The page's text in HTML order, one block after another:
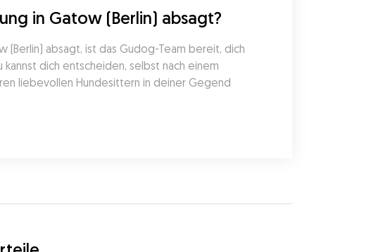
in Gatow (Berlin) absagt?
absagt, ist das Gudog-Team bereit, dich
kannst dich entscheiden, selbst nach einem
liebevollen Hundesittern in deiner Gegend